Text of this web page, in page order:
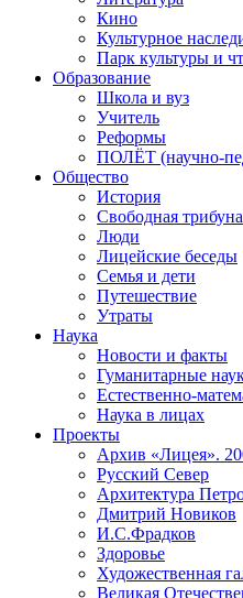
Кино
Культурное
Парк культуры и
Образование
Школа и вуз
Учитель
Реформы
ПОЛЁТ (научно-
Общество
История
Свободная трибуна
Люди
Лицейские беседы
Семья и дети
Путешествие
Утраты
Наука
Новости и факты
Гуманитарные
Естественно-
Наука в лицах
Проекты
Архив «Лицея».
Русский Север
Архитектура
Дмитрий Новиков
И.С.Фрадков
Здоровье
Художественная
Великая